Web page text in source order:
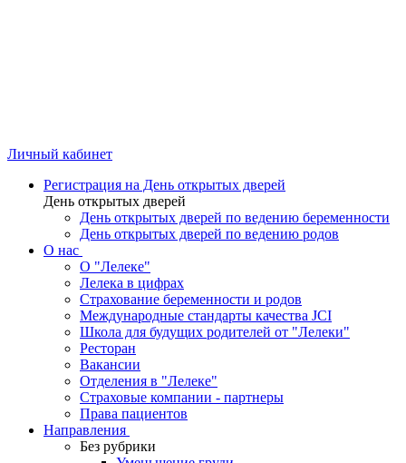
Личный кабинет
Регистрация на День открытых дверей
День открытых дверей
День открытых дверей по ведению беременности
День открытых дверей по ведению родов
О нас
О "Лелеке"
Лелека в цифрах
Страхование беременности и родов
Международные стандарты качества JCI
Школа для будущих родителей от "Лелеки"
Ресторан
Вакансии
Отделения в "Лелеке"
Страховые компании - партнеры
Права пациентов
Направления
Без рубрики